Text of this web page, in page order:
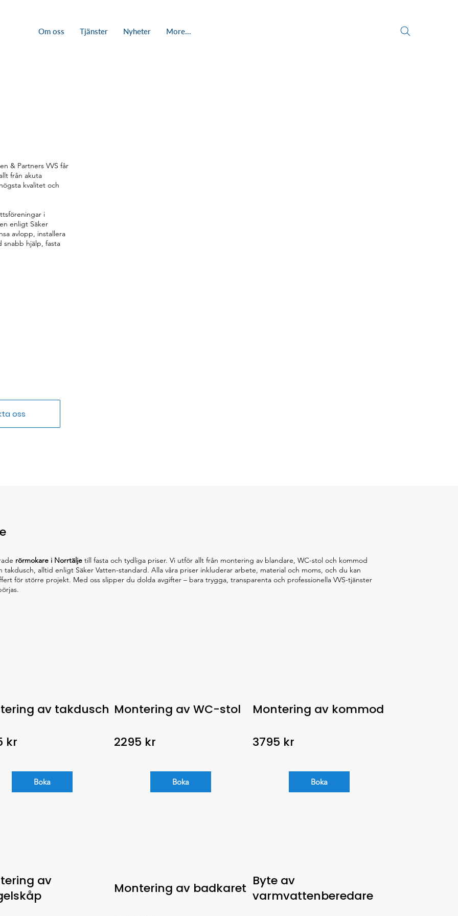
Om oss Tjänster Nyheter More...
& Partners VVS får
från akuta
kvalitet och
i
enligt Säker
avlopp, installera
snabb hjälp, fasta
oss
rörmokare i Norrtäljetill fasta och tydliga priser. Vi utför allt från montering av blandare, WC-stol och kommod
alltid enligt Säker Vatten-standard. Alla våra priser inkluderar arbete, material och moms, och du kan
för större projekt. Med oss slipper du dolda avgifter – bara trygga, transparenta och professionella VVS-tjänster
av takdusch
kr
Boka
Montering av WC-stol
2295 kr
Boka
Montering av kommod
3795 kr
Boka
av
Montering av badkaret Byte av
varmvattenberedare